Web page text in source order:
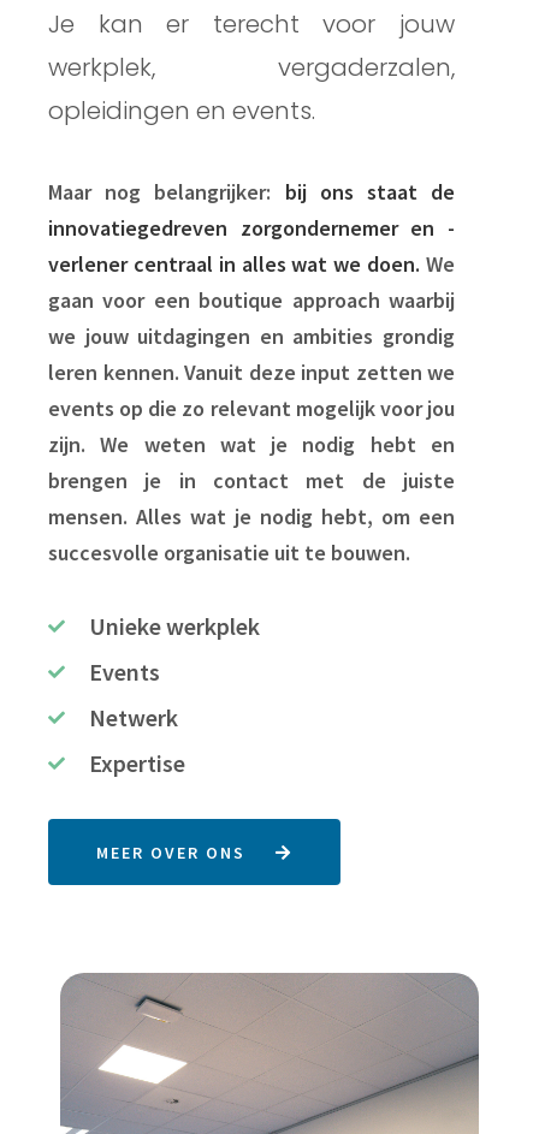
Je kan er terecht voor jouw
werkplek, vergaderzalen,
opleidingen en events.
Maar nog belangrijker: bij ons staat de
innovatiegedreven zorgondernemer en -
verlener centraal in alles wat we doen. We
gaan voor een boutique approach waarbij
we jouw uitdagingen en ambities grondig
leren kennen. Vanuit deze input zetten we
events op die zo relevant mogelijk voor jou
zijn. We weten wat je nodig hebt en
brengen je in contact met de juiste
mensen. Alles wat je nodig hebt, om een
succesvolle organisatie uit te bouwen.
Unieke werkplek
Events
Netwerk
Expertise
MEER OVER ONS